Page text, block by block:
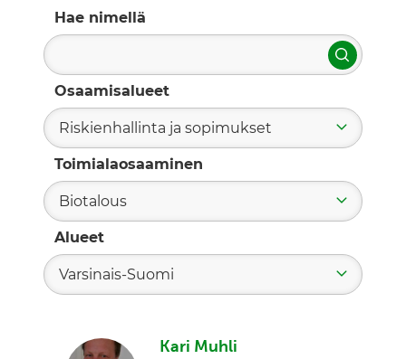
Hae nimellä
Hae
Osaamisalueet
Riskienhallinta ja sopimukset
Toimialaosaaminen
Biotalous
Alueet
Varsinais-Suomi
Kari Muhli